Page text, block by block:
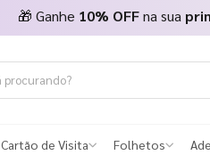
🎁 Ganhe 10% OFFna sua
Cartão de Visita Folhetos